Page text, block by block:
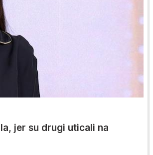
jer su drugi uticali na